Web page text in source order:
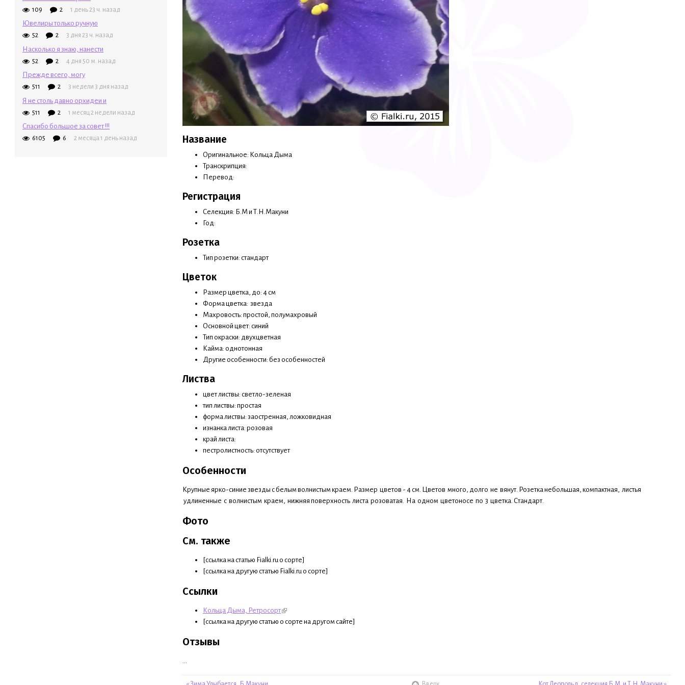
109 2 1 день 23 ч. назад
Ювелиры только ручную
52 2 3 дня 23 ч. назад
Насколько я знаю, нанести
52 2 4 дня 50 м. назад
Прежде всего, могу
511 2 3 недели 3 дня назад
Я не столь давно орхидеи и
511 2 1 месяц 2 недели назад
Спасибо большое за совет !!!
6105 6 2 месяца 1 день назад Название
Оригинальное: Кольца Дыма
Транскрипция:
Перевод:
Регистрация
Селекция: Б.М и Т.Н.Макуни
Год:
Розетка
Тип розетки: стандарт
Цветок
Размер цветка, до: 4 см
Форма цветка: звезда
Махровость: простой, полумахровый
Основной цвет: синий
Тип окраски: двухцветная
Кайма: однотонная
Другие особенности: без особенностей
Листва
цвет листвы: светло-зеленая
тип листвы: простая
форма листвы: заостренная, ложковидная
изнанка листа: розовая
край листа:
пестролистность: отсутствует
Особенности
Крупные ярко-синие звезды с белым волнистым краем. Размер цветов - 4 см. Цветов много, долго не вянут. Розетка небольшая, компактная, листья
удлиненные с волнистым краем, нижняя поверхность листа розоватая. На одном цветоносе по 3 цветка. Стандарт.
Фото
См. также
[ссылка на статью Fialki.ru о сорте]
[ссылка на другую статью Fialki.ru о сорте]
Ссылки
Кольца Дыма, Ретросорт
[ссылка на другую статью о сорте на другом сайте]
Отзывы
...